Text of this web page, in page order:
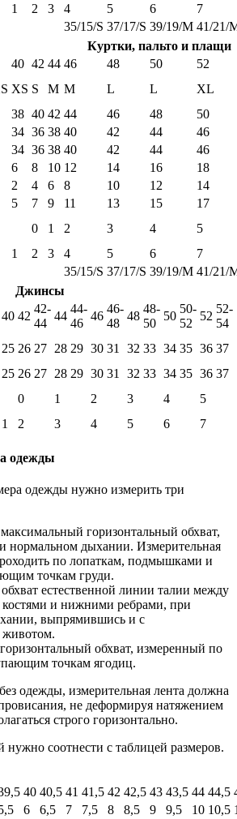
1 2 3 4 5 6
7
35/15/S 37/17/S 39/19/M 41/21/
Куртки, пальто и плащи
40 42 44 46 48 50
52
XS S M M L L
XL
38 40 42 44 46 48
50
34 36 38 40 42 44
46
34 36 38 40 42 44
46
6 8 10 12 14 16
18
2 4 6 8 10 12
14
5 7 9 11 13 15
17
0 1 2 3 4
5
1 2 3 4 5 6
7
35/15/S 37/17/S 39/19/M 41/21/
Джинсы
40 42
42-
44
44
44-
46
46
46-
48
48
48-
50
50
50-
52
52
52-
54
25 26 27 28 29 30 31 32 33 34 35 36 37
25 26 27 28 29 30 31 32 33 34 35 36 37
0 1 2 3 4
5
1 2 3 4 5 6 7
одежды
одежды нужно измерить три
горизонтальный обхват,
нормальном дыхании. Измерительная
по лопаткам, подмышками и
точкам груди.
естественной линии талии между
и нижними ребрами, при
выпрямившись и с
животом.
обхват, измеренный по
точкам ягодиц.
одежды, измерительная лента должна
не деформируя натяжением
строго горизонтально.
нужно соотнести с таблицей размеров.
40 40,5 41 41,5 42 42,5 43 43,5 44 44,5
6 6,5 7 7,5 8 8,5 9 9,5 10 10,5